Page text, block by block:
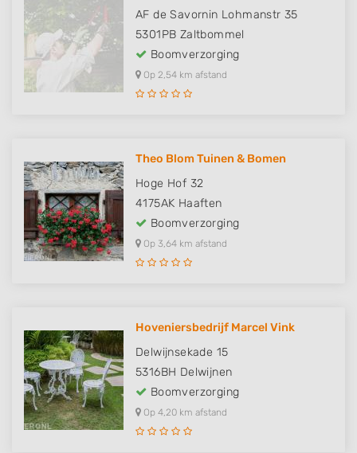
AF de Savornin Lohmanstr 35
5301PB Zaltbommel
Boomverzorging
Op 2,54 km afstand
Theo Blom Tuinen & Bomen
Hoge Hof 32
4175AK Haaften
Boomverzorging
Op 3,64 km afstand
Hoveniersbedrijf Marcel Vink
Delwijnsekade 15
5316BH Delwijnen
Boomverzorging
Op 4,20 km afstand